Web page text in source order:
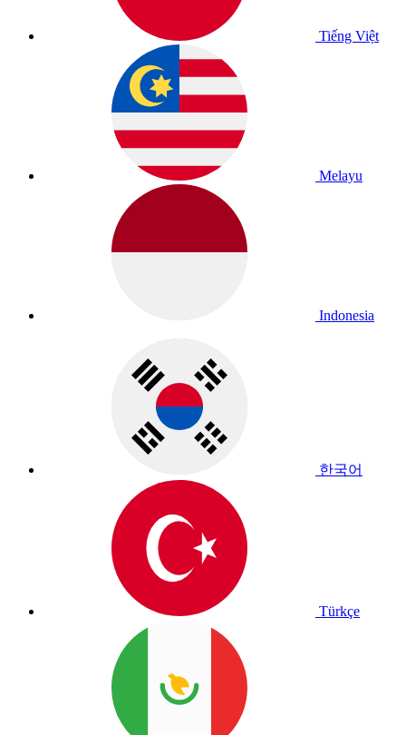
Tiếng Việt
Melayu
Indonesia
한국어
Türkçe